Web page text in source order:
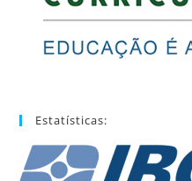
Estatísticas: